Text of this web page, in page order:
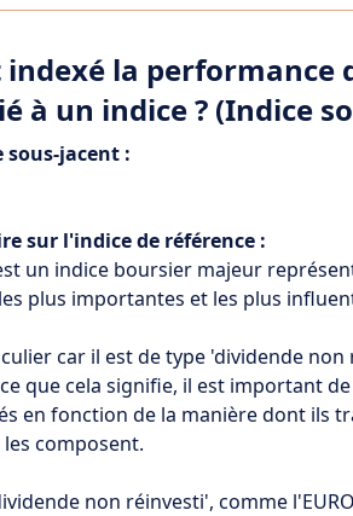
indexé la performance
à un indice ? (Indice
sous-jacent :
sur l'indice de référence :
est un indice boursier majeur
plus importantes et les plus
car il est de type 'dividende non
que cela signifie, il est important
en fonction de la manière dont ils
composent.
non réinvesti', comme